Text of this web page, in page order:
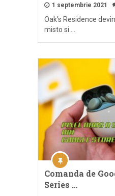
1 septembrie 2021
Oak’s Residence
misto si …
Comanda de
Series …